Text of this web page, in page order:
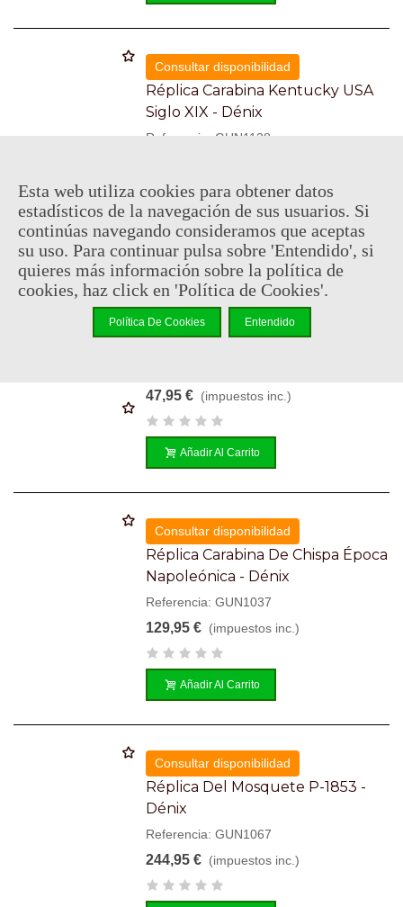
Consultar disponibilidad
Réplica Carabina Kentucky USA
Siglo XIX - Dénix
Referencia: GUN1138
Añadir Al Carrito
Consultar disponibilidad
Pistola De Chispa Brescia (Italia)
47,95 € (impuestos inc.)
Añadir Al Carrito
Consultar disponibilidad
Réplica Carabina De Chispa Época
Napoleónica - Dénix
Referencia: GUN1037
129,95 € (impuestos inc.)
Añadir Al Carrito
Consultar disponibilidad
Réplica Del Mosquete P-1853 -
Dénix
Referencia: GUN1067
244,95 € (impuestos inc.)
Esta web utiliza cookies para obtener datos
estadísticos de la navegación de sus usuarios. Si
continúas navegando consideramos que aceptas
su uso. Para continuar pulsa sobre 'Entendido', si
quieres más información sobre la política de
cookies, haz click en 'Política de Cookies'.
Política De Cookies Entendido